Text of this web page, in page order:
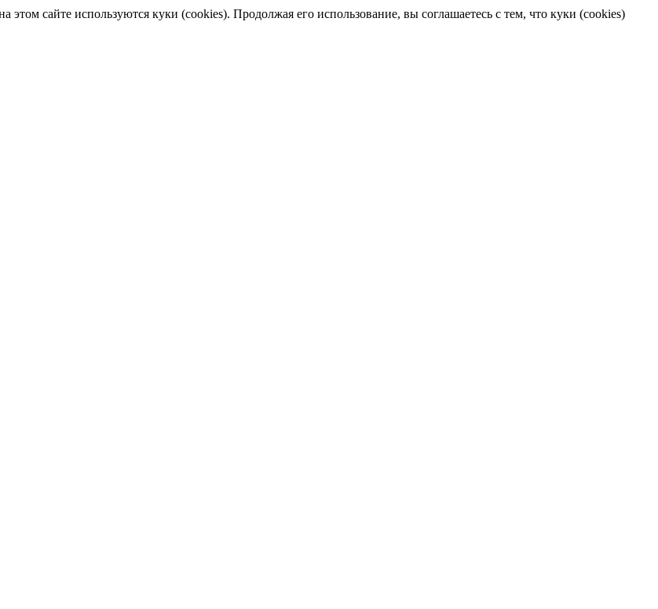
этом сайте используются куки (cookies). Продолжая его использование, вы соглашаетесь с тем, что куки (cookies)